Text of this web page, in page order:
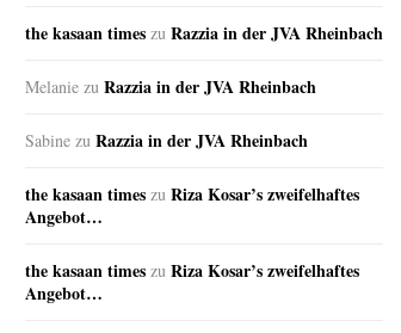
the kasaan times zu Razzia in der JVA Rheinbach
Melanie zu Razzia in der JVA Rheinbach
Sabine zu Razzia in der JVA Rheinbach
the kasaan times zu Riza Kosar’s zweifelhaftes
Angebot…
the kasaan times zu Riza Kosar’s zweifelhaftes
Angebot…